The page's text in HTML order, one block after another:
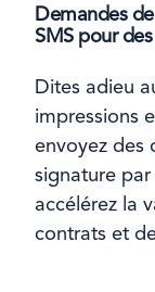
Demandes
SMS pour
Dites adieu
impressions
envoyez des
signature par
accélérez la
contrats et